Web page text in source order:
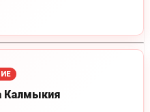
Калмыкия